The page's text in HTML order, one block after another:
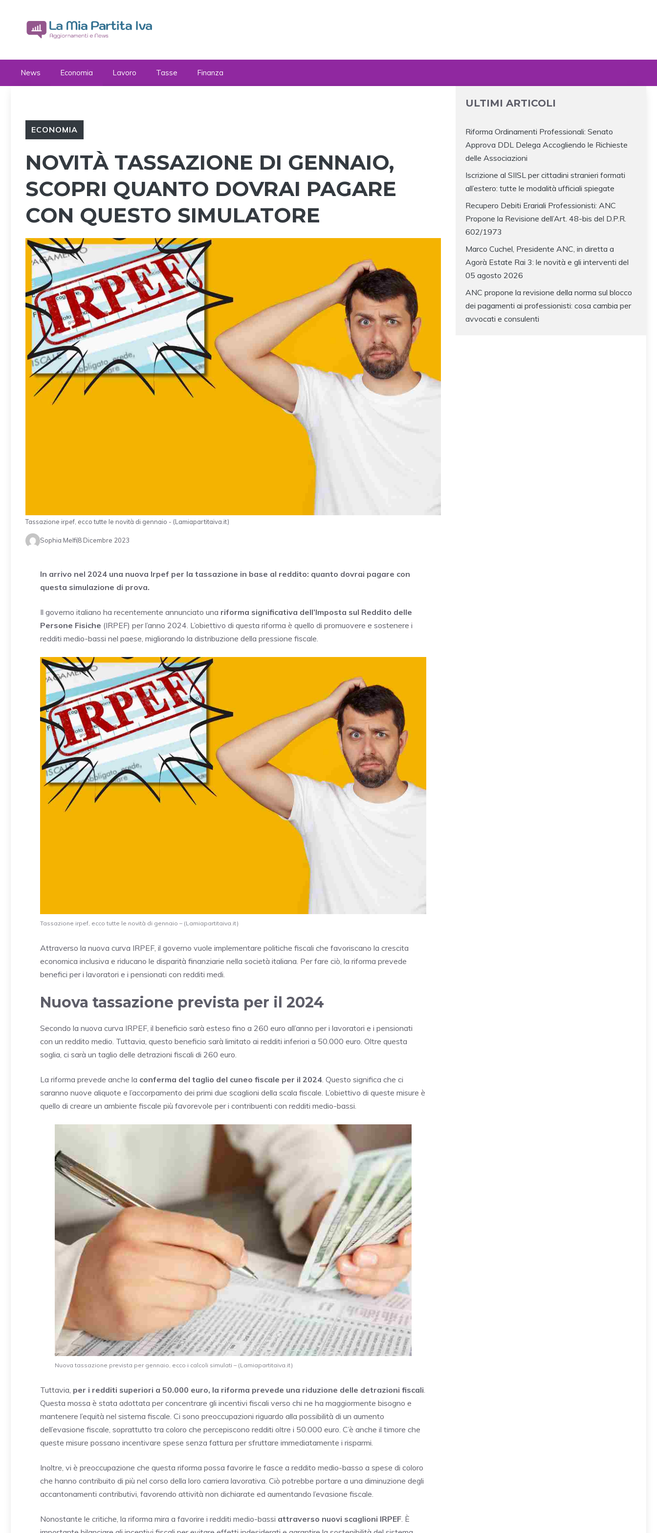
contenuto
News Economia Lavoro Tasse Finanza
ECONOMIA
NOVITÀ TASSAZIONE DI GENNAIO,
SCOPRI QUANTO DOVRAI PAGARE
CON QUESTO SIMULATORE
Tassazione irpef, ecco tutte le novità di gennaio - (Lamiapartitaiva.it)
Sophia Melfi8 Dicembre 2023
In arrivo nel 2024 una nuova Irpef per la tassazione in base al reddito: quanto dovrai pagare con
questa simulazione di prova.
Il governo italiano ha recentemente annunciato una riforma significativa dell’Imposta sul Reddito delle
Persone Fisiche (IRPEF) per l’anno 2024. L’obiettivo di questa riforma è quello di promuovere e sostenere i
redditi medio-bassi nel paese, migliorando la distribuzione della pressione fiscale.
Tassazione irpef, ecco tutte le novità di gennaio – (Lamiapartitaiva.it)
Attraverso la nuova curva IRPEF, il governo vuole implementare politiche fiscali che favoriscano la crescita
economica inclusiva e riducano le disparità finanziarie nella società italiana. Per fare ciò, la riforma prevede
benefici per i lavoratori e i pensionati con redditi medi.
Nuova tassazione prevista per il 2024
Secondo la nuova curva IRPEF, il beneficio sarà esteso fino a 260 euro all’anno per i lavoratori e i pensionati
con un reddito medio. Tuttavia, questo beneficio sarà limitato ai redditi inferiori a 50.000 euro. Oltre questa
soglia, ci sarà un taglio delle detrazioni fiscali di 260 euro.
La riforma prevede anche la conferma del taglio del cuneo fiscale per il 2024. Questo significa che ci
saranno nuove aliquote e l’accorpamento dei primi due scaglioni della scala fiscale. L’obiettivo di queste misure è
quello di creare un ambiente fiscale più favorevole per i contribuenti con redditi medio-bassi.
Nuova tassazione prevista per gennaio, ecco i calcoli simulati – (Lamiapartitaiva.it)
Tuttavia, per i redditi superiori a 50.000 euro, la riforma prevede una riduzione delle detrazioni fiscali
Questa mossa è stata adottata per concentrare gli incentivi fiscali verso chi ne ha maggiormente bisogno e
mantenere l’equità nel sistema fiscale. Ci sono preoccupazioni riguardo alla possibilità di un aumento
dell’evasione fiscale, soprattutto tra coloro che percepiscono redditi oltre i 50.000 euro. C’è anche il timore che
queste misure possano incentivare spese senza fattura per sfruttare immediatamente i risparmi.
Inoltre, vi è preoccupazione che questa riforma possa favorire le fasce a reddito medio-basso a spese di coloro
che hanno contribuito di più nel corso della loro carriera lavorativa. Ciò potrebbe portare a una diminuzione degli
accantonamenti contributivi, favorendo attività non dichiarate ed aumentando l’evasione fiscale.
Nonostante le critiche, la riforma mira a favorire i redditi medio-bassi attraverso nuovi scaglioni IRPEF . È
ULTIMI ARTICOLI
Riforma Ordinamenti Professionali: Senato
Approva DDL Delega Accogliendo le Richieste
delle Associazioni
Iscrizione al SIISL per cittadini stranieri formati
all’estero: tutte le modalità ufficiali spiegate
Recupero Debiti Erariali Professionisti: ANC
Propone la Revisione dell’Art. 48-bis del D.P.R.
602/1973
Marco Cuchel, Presidente ANC, in diretta a
Agorà Estate Rai 3: le novità e gli interventi del
05 agosto 2026
ANC propone la revisione della norma sul blocco
dei pagamenti ai professionisti: cosa cambia per
avvocati e consulenti